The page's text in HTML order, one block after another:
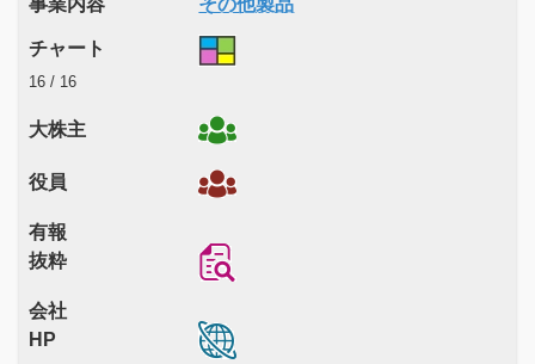
チャート
16 / 16
大株主
役員
有報
抜粋
会社
HP